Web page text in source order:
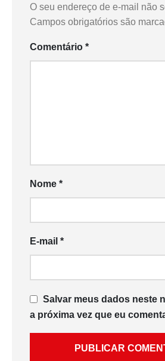
O seu endereço de e-mail não
Campos obrigatórios são
Comentário *
Nome *
E-mail *
Salvar meus dados neste
a próxima vez que eu